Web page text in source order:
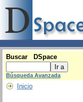
Buscar DSpace
Búsqueda Avanzada
Inicio